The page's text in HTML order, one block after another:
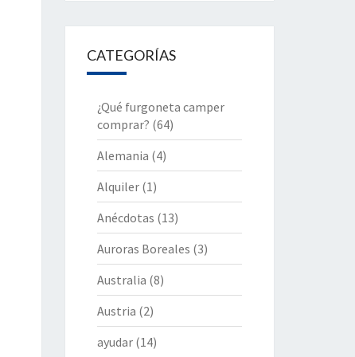
CATEGORÍAS
¿Qué furgoneta camper
comprar? (64)
Alemania (4)
Alquiler(1)
Anécdotas (13)
Auroras Boreales (3)
Australia (8)
Austria (2)
ayudar(14)